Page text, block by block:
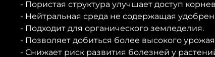
- Пористая структура улучшает доступ
- Нейтральная среда не содержащая
- Подходит для органического земледелия.
- Позволяет добиться более высокого
- Снижает риск развития болезней у